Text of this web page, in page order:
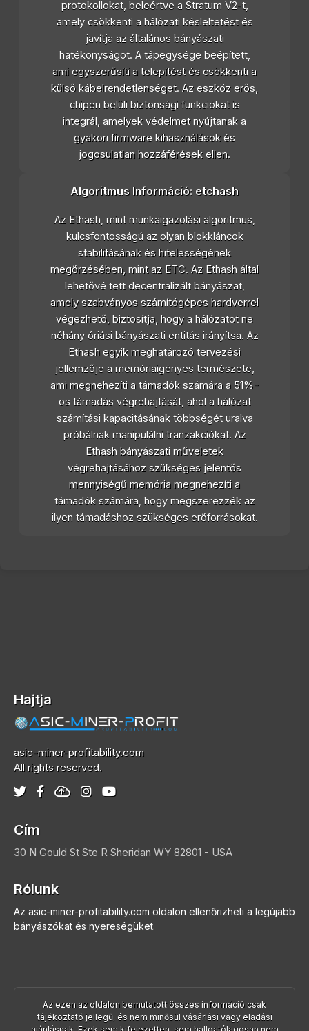
protokollokat, beleértve a Stratum V2-t,
amely csökkenti a hálózati késleltetést és
javítja az általános bányászati
hatékonyságot. A tápegysége beépített,
ami egyszerűsíti a telepítést és csökkenti a
külső kábelrendetlenséget. Az eszköz erős,
chipen belüli biztonsági funkciókat is
integrál, amelyek védelmet nyújtanak a
gyakori firmware kihasználások és
jogosulatlan hozzáférések ellen.
Algoritmus Információ: etchash
Az Ethash, mint munkaigazolási algoritmus,
kulcsfontosságú az olyan blokkláncok
stabilitásának és hitelességének
megőrzésében, mint az ETC. Az Ethash által
lehetővé tett decentralizált bányászat,
amely szabványos számítógépes hardverrel
végezhető, biztosítja, hogy a hálózatot ne
néhány óriási bányászati entitás irányítsa. Az
Ethash egyik meghatározó tervezési
jellemzője a memóriaigényes természete,
ami megnehezíti a támadók számára a 51%-
os támadás végrehajtását, ahol a hálózat
számítási kapacitásának többségét uralva
próbálnak manipulálni tranzakciókat. Az
Ethash bányászati műveletek
végrehajtásához szükséges jelentős
mennyiségű memória megnehezíti a
támadók számára, hogy megszerezzék az
ilyen támadáshoz szükséges erőforrásokat.
Hajtja
asic-miner-profitability.com
All rights reserved.
Cím
30 N Gould St Ste R Sheridan WY 82801 - USA
Rólunk
Az asic-miner-profitability.com oldalon ellenőrizheti a legújabb
bányászókat és nyereségüket.
Az ezen az oldalon bemutatott összes információ csak
tájékoztató jellegű, és nem minősül vásárlási vagy eladási